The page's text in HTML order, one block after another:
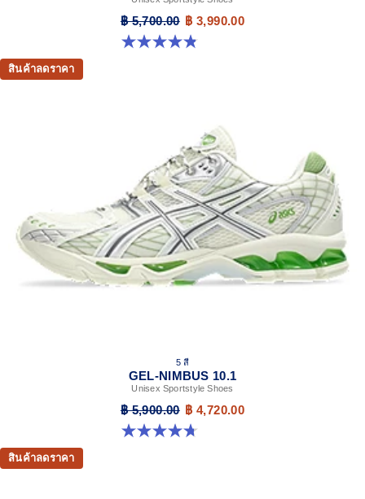
฿ 5,700.00 ฿ 3,990.00
4.8 จาก 5 ดาว 111 รีวิว
สินค้าลดราคา
5 สี
GEL-NIMBUS 10.1
Unisex Sportstyle Shoes
฿ 5,900.00 ฿ 4,720.00
4.7 จาก 5 ดาว 306 รีวิว
สินค้าลดราคา